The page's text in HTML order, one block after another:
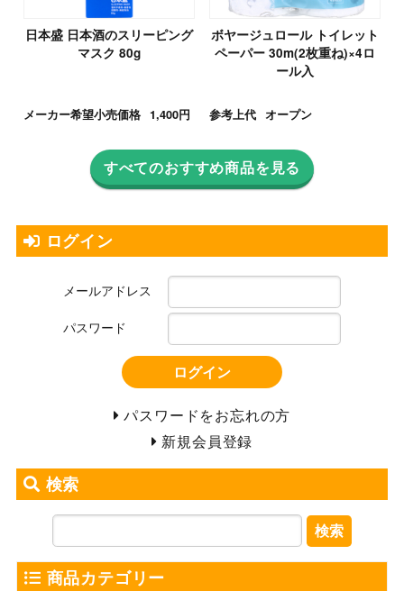
日本盛 日本酒のスリーピング
マスク 80g
メーカー希望小売価格 1,400円
ボヤージュロール トイレット
ペーパー 30m(2枚重ね)×4ロ
ール入
参考上代 オープン
すべてのおすすめ商品を見る
ログイン
メールアドレス
パスワード
ログイン
パスワードをお忘れの方
新規会員登録
検索
検索
商品カテゴリー